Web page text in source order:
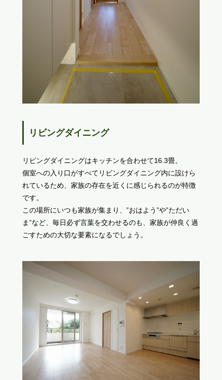
リビングダイニング
リビングダイニングはキッチンを合わせて16.3畳。
個室への入り口がすべてリビングダイニング内に設けら
れているため、家族の存在を近くに感じられるのが特徴
です。
この場所にいつも家族が集まり、”おはよう”や”ただい
ま”など、毎日必ず言葉を交わせるのも、家族が仲良く過
ごすための大切な要素になるでしょう。